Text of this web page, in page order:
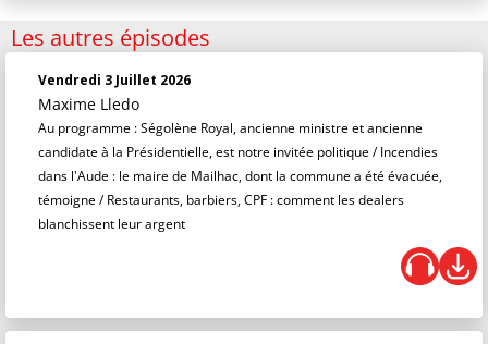
Les autres épisodes
Vendredi 3 Juillet 2026
Maxime Lledo
Au programme : Ségolène Royal, ancienne ministre et ancienne
candidate à la Présidentielle, est notre invitée politique / Incendies
dans l'Aude : le maire de Mailhac, dont la commune a été évacuée,
témoigne / Restaurants, barbiers, CPF : comment les dealers
blanchissent leur argent